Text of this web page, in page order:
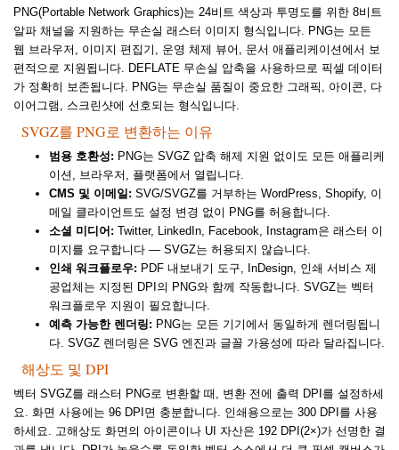
PNG(Portable Network Graphics)는 24비트 색상과 투명도를 위한 8비트
알파 채널을 지원하는 무손실 래스터 이미지 형식입니다. PNG는 모든
웹 브라우저, 이미지 편집기, 운영 체제 뷰어, 문서 애플리케이션에서 보
편적으로 지원됩니다. DEFLATE 무손실 압축을 사용하므로 픽셀 데이터
가 정확히 보존됩니다. PNG는 무손실 품질이 중요한 그래픽, 아이콘, 다
이어그램, 스크린샷에 선호되는 형식입니다.
SVGZ를 PNG로 변환하는 이유
범용 호환성: PNG는 SVGZ 압축 해제 지원 없이도 모든 애플리케
이션, 브라우저, 플랫폼에서 열립니다.
CMS 및 이메일: SVG/SVGZ를 거부하는 WordPress, Shopify, 이
메일 클라이언트도 설정 변경 없이 PNG를 허용합니다.
소셜 미디어: Twitter, LinkedIn, Facebook, Instagram은 래스터 이
미지를 요구합니다 — SVGZ는 허용되지 않습니다.
인쇄 워크플로우: PDF 내보내기 도구, InDesign, 인쇄 서비스 제
공업체는 지정된 DPI의 PNG와 함께 작동합니다. SVGZ는 벡터
워크플로우 지원이 필요합니다.
예측 가능한 렌더링: PNG는 모든 기기에서 동일하게 렌더링됩니
다. SVGZ 렌더링은 SVG 엔진과 글꼴 가용성에 따라 달라집니다.
해상도 및 DPI
벡터 SVGZ를 래스터 PNG로 변환할 때, 변환 전에 출력 DPI를 설정하세
요. 화면 사용에는 96 DPI면 충분합니다. 인쇄용으로는 300 DPI를 사용
하세요. 고해상도 화면의 아이콘이나 UI 자산은 192 DPI(2×)가 선명한 결